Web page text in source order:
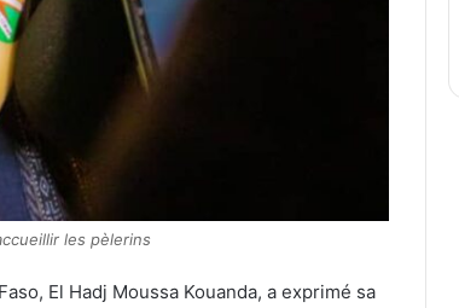
les pèlerins
El Hadj Moussa Kouanda, a exprimé sa